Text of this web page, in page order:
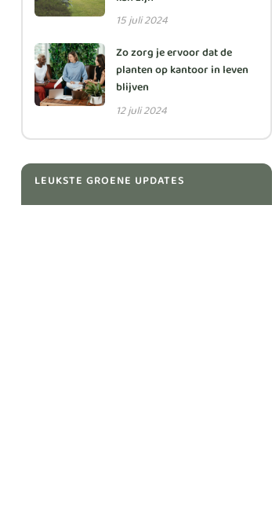
15 juli 2024
Zo zorg je ervoor dat de
planten op kantoor in leven
blijven
12 juli 2024
LEUKSTE GROENE UPDATES